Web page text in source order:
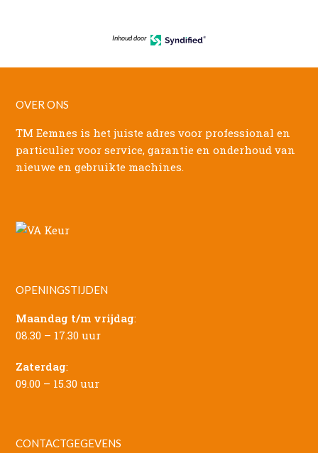
Inhoud door
OVER ONS
TM Eemnes is het juiste adres voor professional en
particulier voor service, garantie en onderhoud van
nieuwe en gebruikte machines.
OPENINGSTIJDEN
Maandag t/m vrijdag:
08.30 – 17.30 uur
Zaterdag:
09.00 – 15.30 uur
CONTACTGEGEVENS